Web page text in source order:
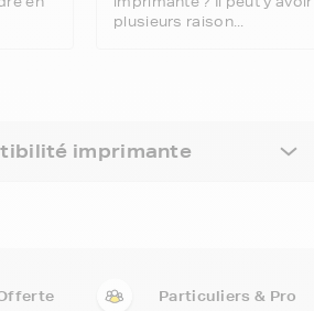
plusieurs raison...
imprimante
Particuliers & Pro